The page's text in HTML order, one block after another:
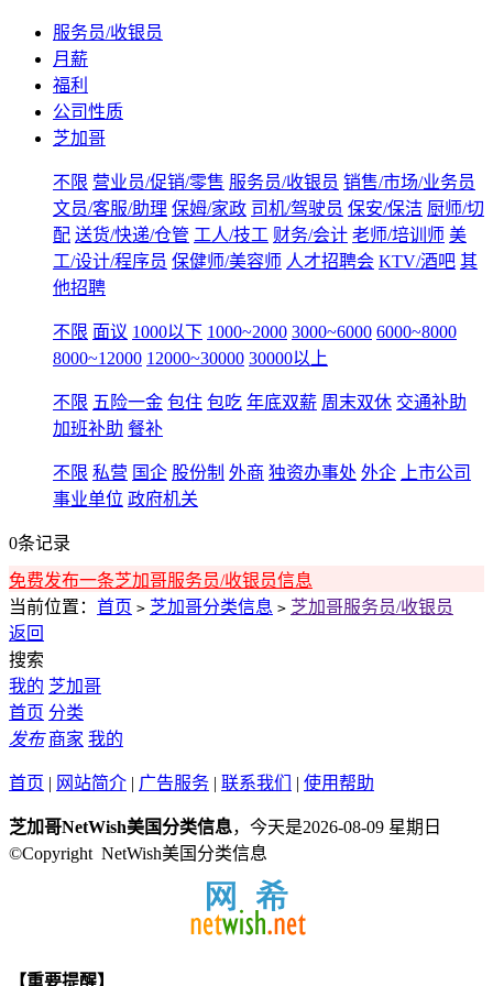
服务员/收银员
月薪
福利
公司性质
芝加哥
不限 营业员/促销/零售 服务员/收银员 销售/市场/业务员
文员/客服/助理 保姆/家政 司机/驾驶员 保安/保洁 厨师/切
配 送货/快递/仓管 工人/技工 财务/会计 老师/培训师 美
工/设计/程序员 保健师/美容师 人才招聘会 KTV/酒吧 其
他招聘
不限 面议 1000以下 1000~2000 3000~6000 6000~8000
8000~12000 12000~30000 30000以上
不限 五险一金 包住 包吃 年底双薪 周末双休 交通补助
加班补助 餐补
不限 私营 国企 股份制 外商 独资办事处 外企
上市公司
事业单位 政府机关
0条记录
免费发布一条芝加哥服务员/收银员信息
当前位置： 首页 > 芝加哥分类信息 > 芝加哥服务员/收银员
返回
搜索
我的 芝加哥
首页 分类
发布 商家 我的
首页 | 网站简介 | 广告服务 | 联系我们 | 使用帮助
芝加哥NetWish美国分类信息，今天是2026-08-09 星期日
©Copyright NetWish美国分类信息
【重要提醒】